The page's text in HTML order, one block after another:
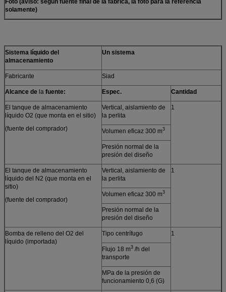
Foto (aviso: según fuente final de la fábrica, la foto para la referencia
solamente)
Sistema líquido del
almacenamiento
Un sistema
Fabricante Siad
Alcance de la fuente: Espec. Cantidad
El tanque de almacenamiento
líquido O2 (que monta en el sitio)
(fuente del comprador)
Vertical, aislamiento de
la perlita
1
Volumen eficaz 300 m3
Presión normal de la
presión del diseño
El tanque de almacenamiento
líquido del N2 (que monta en el
sitio)
(fuente del comprador)
Vertical, aislamiento de
la perlita
1
Volumen eficaz 300 m3
Presión normal de la
presión del diseño
Bomba de relleno del O2 del
líquido (importada)
Tipo centrífugo 1
Flujo 18 m3 /h del
transporte
MPa de la presión de
funcionamiento 0,6 (G)